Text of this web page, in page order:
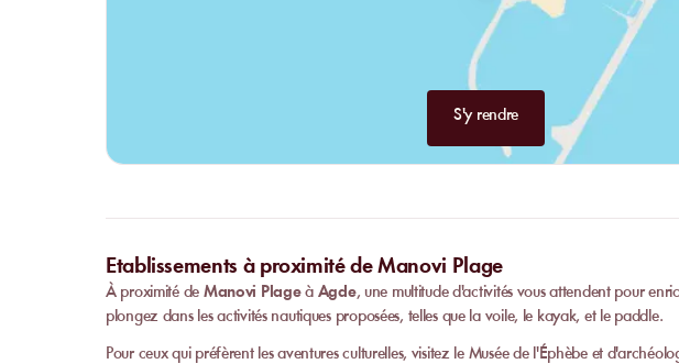
S'y rendre
Etablissements à proximité de Manovi Plage
À proximité de Manovi Plageà Agde, une multitude d'activités vous attendent pour
plongez dans les activités nautiques proposées, telles que la voile, le kayak, et le paddle.
Pour ceux qui préfèrent les aventures culturelles, visitez le Musée de l'Éphèbe et